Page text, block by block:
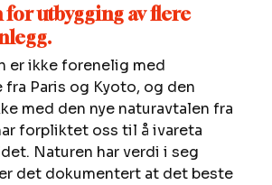
for utbygging av flere
er ikke forenelig med
fra Paris og Kyoto, og den
med den nye naturavtalen fra
forpliktet oss til å ivareta
Naturen har verdi i seg
det dokumentert at det beste